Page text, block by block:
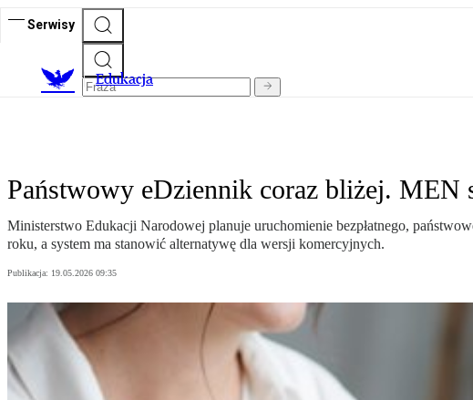
Serwisy
Edukacja
Państwowy eDziennik coraz bliżej. MEN
Ministerstwo Edukacji Narodowej planuje uruchomienie bezpłatnego,
roku, a system ma stanowić alternatywę dla wersji komercyjnych.
Publikacja: 19.05.2026 09:35